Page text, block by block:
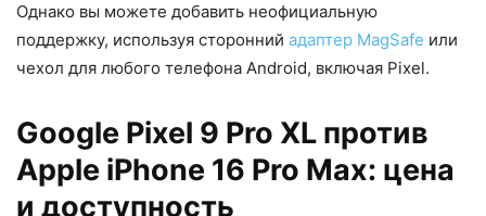
Однако вы можете добавить неофициальную
поддержку, используя сторонний адаптер MagSafe или
чехол для любого телефона Android, включая Pixel.
Google Pixel 9 Pro XL против
Apple iPhone 16 Pro Max: цена
и доступность